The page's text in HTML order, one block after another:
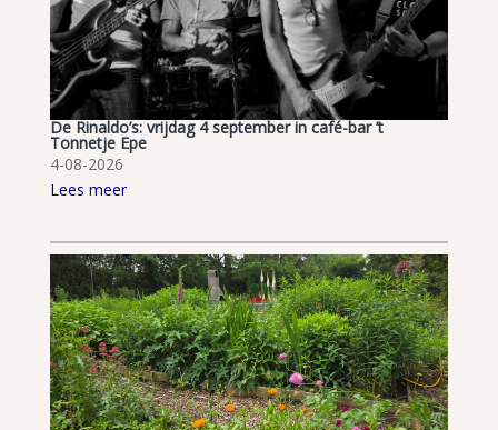
De Rinaldo’s: vrijdag 4 september in café-bar ’t
Tonnetje Epe
4-08-2026
Lees meer